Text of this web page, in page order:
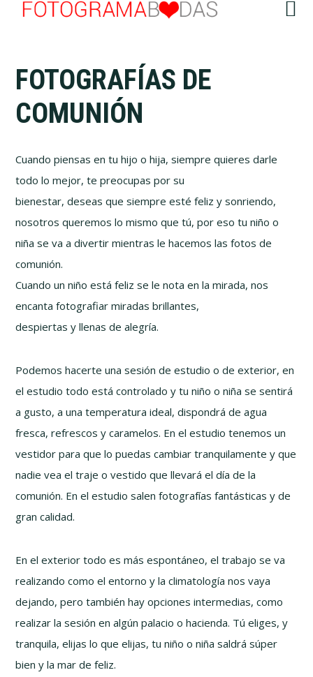
Saltar
Saltar
Saltar
página
FOTOGRAFÍAS DE
COMUNIÓN
Cuando piensas en tu hijo o hija, siempre quieres darle
todo lo mejor, te preocupas por su
bienestar, deseas que siempre esté feliz y sonriendo,
nosotros queremos lo mismo que tú, por eso tu niño o
niña se va a divertir mientras le hacemos las fotos de
comunión.
Cuando un niño está feliz se le nota en la mirada, nos
encanta fotografiar miradas brillantes,
despiertas y llenas de alegría.
Podemos hacerte una sesión de estudio o de exterior, en
el estudio todo está controlado y tu niño o niña se sentirá
a gusto, a una temperatura ideal, dispondrá de agua
fresca, refrescos y caramelos. En el estudio tenemos un
vestidor para que lo puedas cambiar tranquilamente y que
nadie vea el traje o vestido que llevará el día de la
comunión. En el estudio salen fotografías fantásticas y de
gran calidad.
En el exterior todo es más espontáneo, el trabajo se va
realizando como el entorno y la climatología nos vaya
dejando, pero también hay opciones intermedias, como
realizar la sesión en algún palacio o hacienda. Tú eliges, y
tranquila, elijas lo que elijas, tu niño o niña saldrá súper
bien y la mar de feliz.